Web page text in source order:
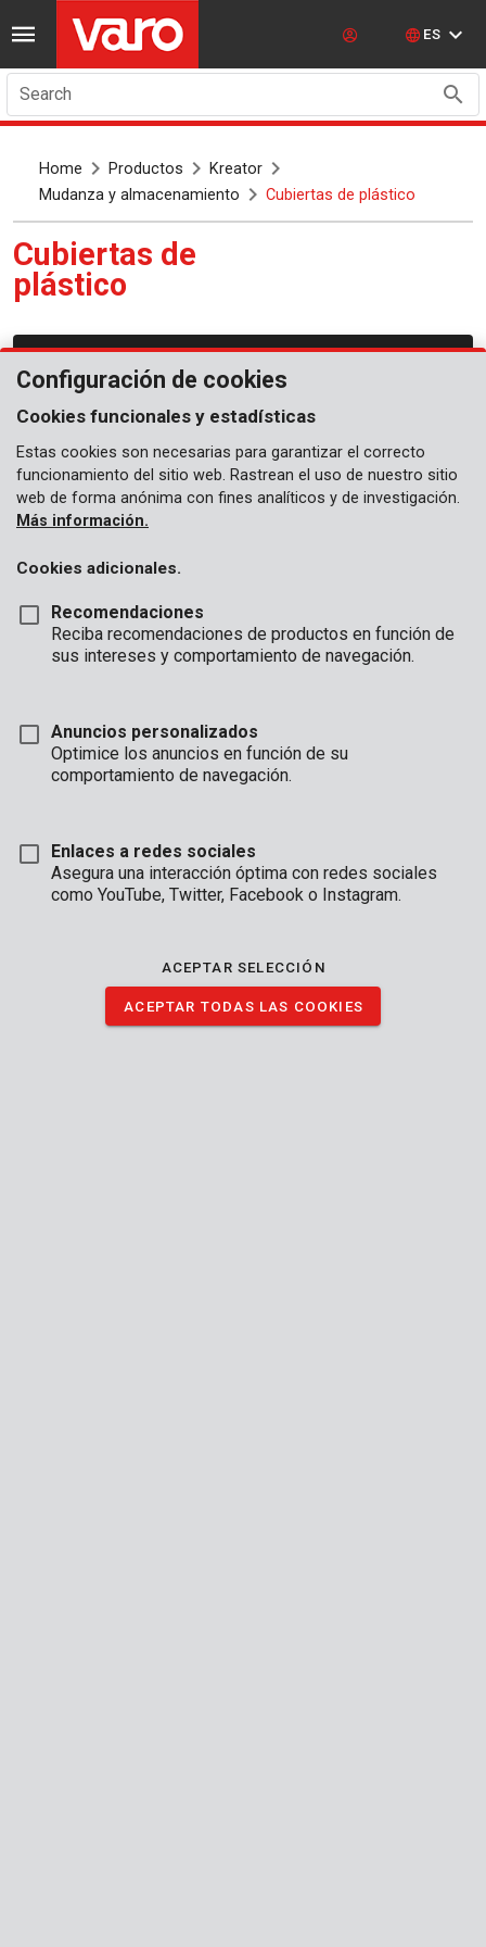
ES
Search
Home Productos
Kreator
Mudanza y almacenamiento
Cubiertas de plástico
Cubiertas de
plástico
Mudanza y almacenamiento
Configuración de cookies
Cookies funcionales y estadísticas
Estas cookies son necesarias para garantizar el correcto
funcionamiento del sitio web. Rastrean el uso de nuestro sitio
web de forma anónima con fines analíticos y de investigación.
Más información.
Cookies adicionales.
Recomendaciones
Reciba recomendaciones de productos en función de
sus intereses y comportamiento de navegación.
Anuncios personalizados
Optimice los anuncios en función de su
comportamiento de navegación.
Enlaces a redes sociales
Asegura una interacción óptima con redes sociales
como YouTube, Twitter, Facebook o Instagram.
ACEPTAR SELECCIÓN
ACEPTAR TODAS LAS COOKIES